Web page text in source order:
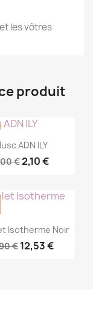
les vôtres
produit
ADN ILY
€2,10 €
Isotherme Noir
€ 12,53 €